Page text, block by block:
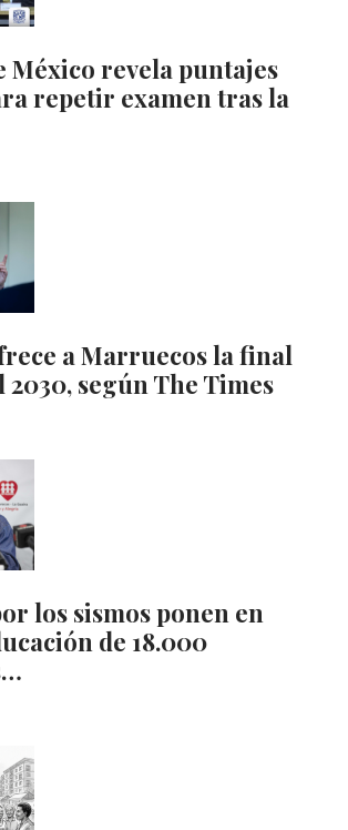
México revela puntajes
repetir examen tras la
a Marruecos la final
según The Times
los sismos ponen en
de 18.000